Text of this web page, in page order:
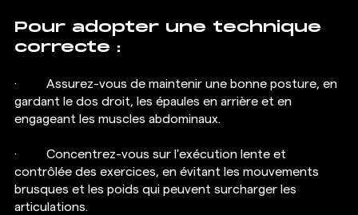
Pour adopter une technique
correcte :
·  	Assurez-vous de maintenir une bonne posture, en
gardant le dos droit, les épaules en arrière et en
engageant les muscles abdominaux.
·  	Concentrez-vous sur l'exécution lente et
contrôlée des exercices, en évitant les mouvements
brusques et les poids qui peuvent surcharger les
articulations.